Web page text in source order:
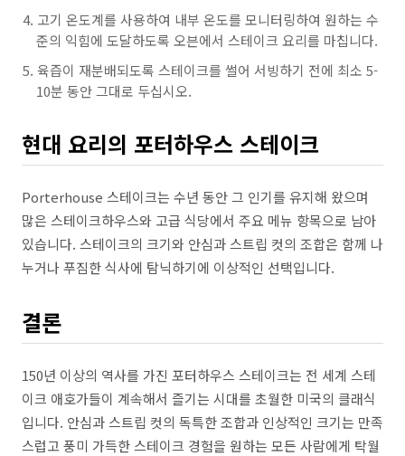
고기 온도계를 사용하여 내부 온도를 모니터링하여 원하는 수
준의 익힘에 도달하도록 오븐에서 스테이크 요리를 마칩니다.
육즙이 재분배되도록 스테이크를 썰어 서빙하기 전에 최소 5-
10분 동안 그대로 두십시오.
현대 요리의 포터하우스 스테이크
Porterhouse 스테이크는 수년 동안 그 인기를 유지해 왔으며
많은 스테이크하우스와 고급 식당에서 주요 메뉴 항목으로 남아
있습니다. 스테이크의 크기와 안심과 스트립 컷의 조합은 함께 나
누거나 푸짐한 식사에 탐닉하기에 이상적인 선택입니다.
결론
150년 이상의 역사를 가진 포터하우스 스테이크는 전 세계 스테
이크 애호가들이 계속해서 즐기는 시대를 초월한 미국의 클래식
입니다. 안심과 스트립 컷의 독특한 조합과 인상적인 크기는 만족
스럽고 풍미 가득한 스테이크 경험을 원하는 모든 사람에게 탁월